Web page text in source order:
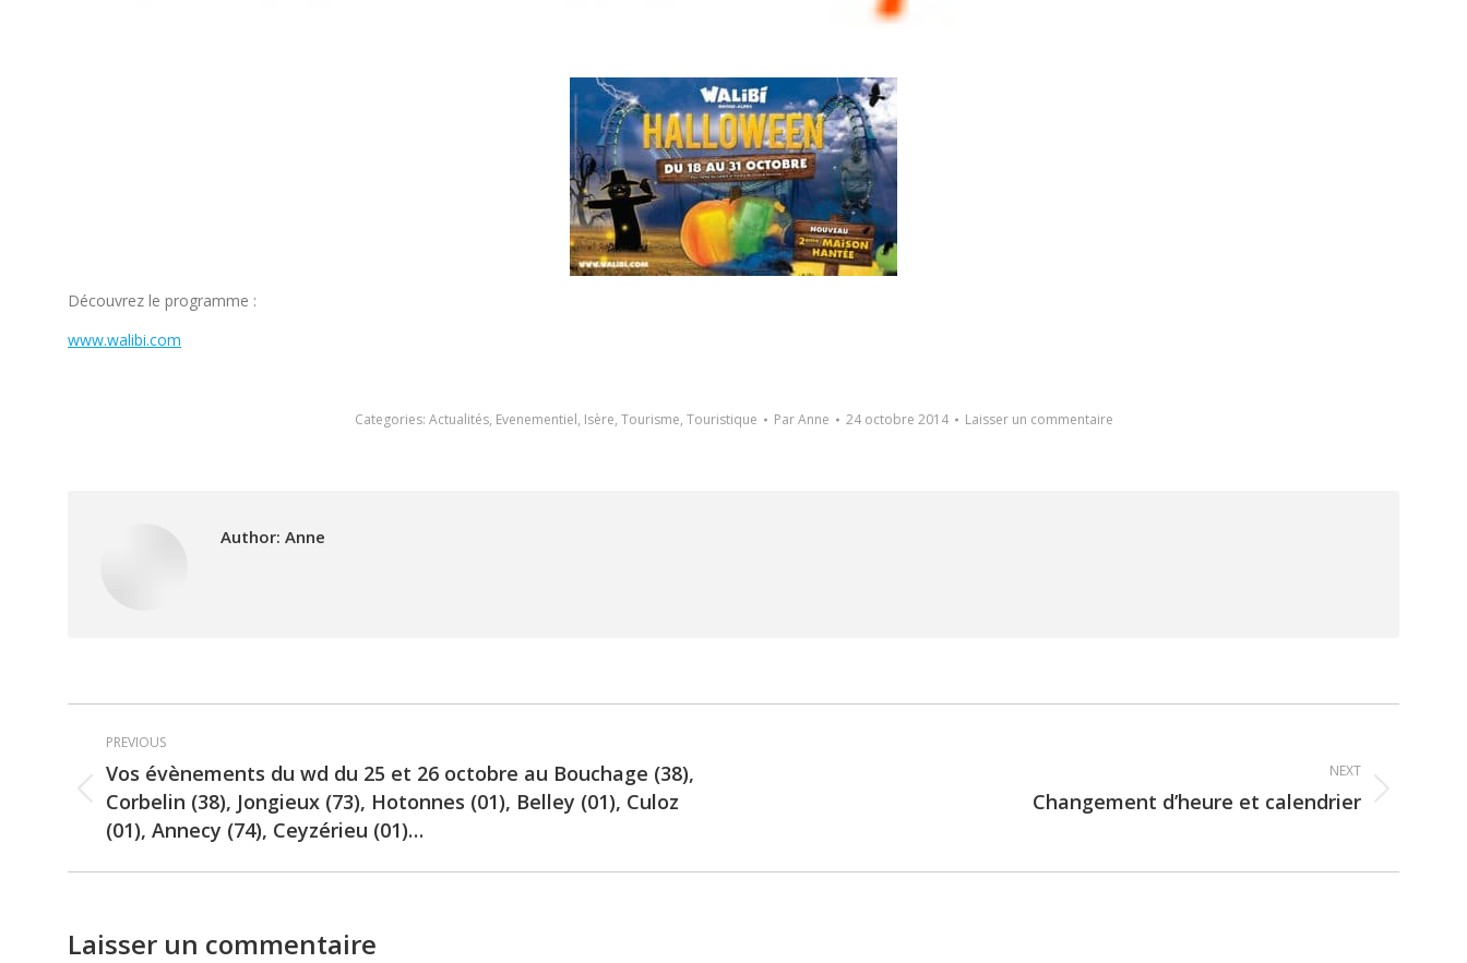
Découvrez le programme :
www.walibi.com
Categories: Actualités, Evenementiel, Isère, Tourisme, Touristique ParAnne 24 octobre 2014 Laisser un commentaire
Author: Anne
Post
navigation
PREVIOUS
Previous
post:
Vos évènements du wd du 25 et 26 octobre au Bouchage (38),
Corbelin (38), Jongieux (73), Hotonnes (01), Belley (01), Culoz
(01), Annecy (74), Ceyzérieu (01)…
NEXT
Changement d’heure et calendrier
Laisser un commentaire